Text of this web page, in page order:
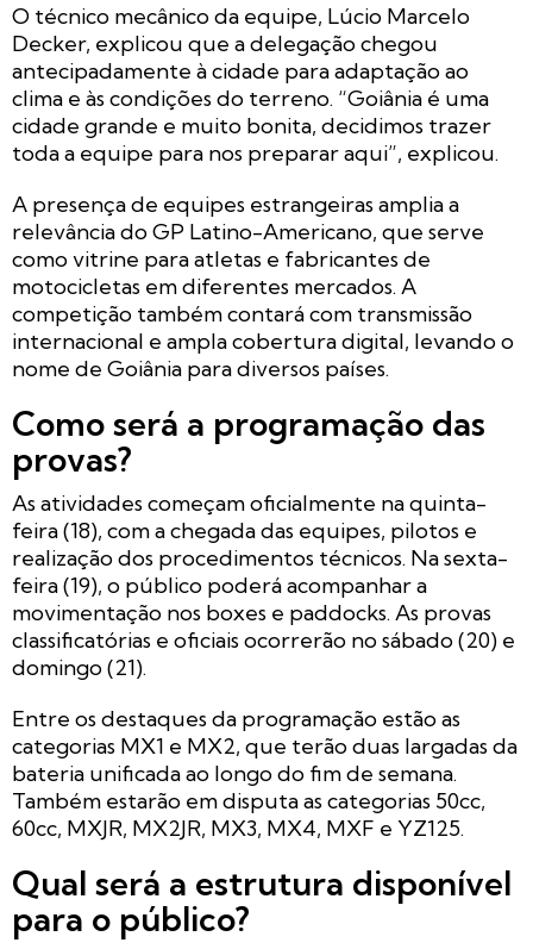
O técnico mecânico da equipe, Lúcio Marcelo
Decker, explicou que a delegação chegou
antecipadamente à cidade para adaptação ao
clima e às condições do terreno. “Goiânia é uma
cidade grande e muito bonita, decidimos trazer
toda a equipe para nos preparar aqui”, explicou.
A presença de equipes estrangeiras amplia a
relevância do GP Latino-Americano, que serve
como vitrine para atletas e fabricantes de
motocicletas em diferentes mercados. A
competição também contará com transmissão
internacional e ampla cobertura digital, levando o
nome de Goiânia para diversos países.
Como será a programação das
provas?
As atividades começam oficialmente na quinta-
feira (18), com a chegada das equipes, pilotos e
realização dos procedimentos técnicos. Na sexta-
feira (19), o público poderá acompanhar a
movimentação nos boxes e paddocks. As provas
classificatórias e oficiais ocorrerão no sábado (20) e
domingo (21).
Entre os destaques da programação estão as
categorias MX1 e MX2, que terão duas largadas da
bateria unificada ao longo do fim de semana.
Também estarão em disputa as categorias 50cc,
60cc, MXJR, MX2JR, MX3, MX4, MXF e YZ125.
Qual será a estrutura disponível
para o público?